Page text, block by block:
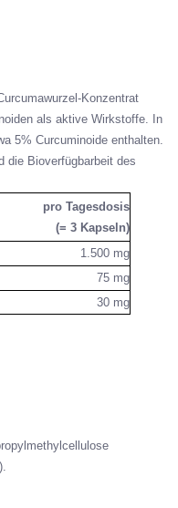
Konzentrat
als aktive Wirkstoffe. In
5% Curcuminoide enthalten.
die Bioverfügbarbeit des
pro Tagesdosis
(= 3 Kapseln)
1.500 mg
75 mg
30 mg